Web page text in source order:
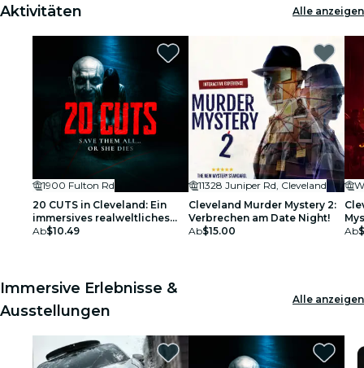
Aktivitäten Alle anzeigen
1900 Fulton Rd
20 CUTS in Cleveland: Ein
immersives realweltliches
Thriller-Spiel
Ab$10.49
11328 Juniper Rd, Cleveland
Cleveland Murder Mystery 2:
Verbrechen am Date Night!
Ab$15.00
Ab
Immersive Erlebnisse &
Ausstellungen
Alle anzeigen